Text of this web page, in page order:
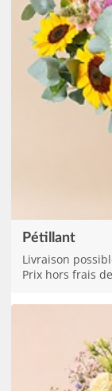
Pétillant
Livraison
Prix hors frais